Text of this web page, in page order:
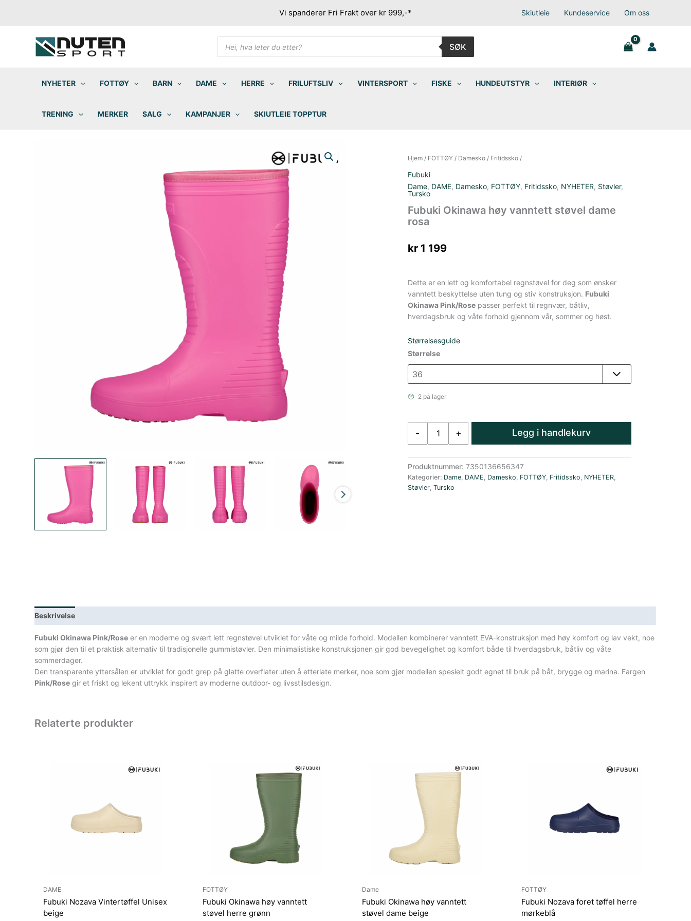
Vi spanderer Fri Frakt over kr 999,-* Skiutleie Kundeservice Om oss
Products
search
SØK
NYHETER FOTTØY BARN DAME HERRE FRILUFTSLIV VINTERSPORT FISKE HUNDEUTSTYR INTERIØR
TRENING MERKER SALG KAMPANJER SKIUTLEIE TOPPTUR
Hjem/ FOTTØY/ Damesko/ Fritidssko/
Fubuki
Dame, DAME, Damesko, FOTTØY, Fritidssko, NYHETER, Støvler,
Tursko
Fubuki Okinawa høy vanntett støvel dame
rosa
kr1 199
Dette er en lett og komfortabel regnstøvel for deg som ønsker
vanntett beskyttelse uten tung og stiv konstruksjon. Fubuki
Okinawa Pink/Rosepasser perfekt til regnvær, båtliv,
hverdagsbruk og våte forhold gjennom vår, sommer og høst.
Størrelsesguide
Størrelse
2 på lager
-
vanntett
støvel
dame
+ Legg i handlekurv
Produktnummer: 7350136656347
Kategorier: Dame, DAME, Damesko, FOTTØY, Fritidssko, NYHETER,
Støvler, Tursko
Beskrivelse
Fubuki Okinawa Pink/Rose er en moderne og svært lett regnstøvel utviklet for våte og milde forhold. Modellen kombinerer vanntett EVA-konstruksjon med høy komfort og lav vekt, noe
som gjør den til et praktisk alternativ til tradisjonelle gummistøvler. Den minimalistiske konstruksjonen gir god bevegelighet og komfort både til hverdagsbruk, båtliv og våte
sommerdager.
Den transparente yttersålen er utviklet for godt grep på glatte overflater uten å etterlate merker, noe som gjør modellen spesielt godt egnet til bruk på båt, brygge og marina. Fargen
Pink/Rose gir et friskt og lekent uttrykk inspirert av moderne outdoor- og livsstilsdesign.
Relaterte produkter
DAME
Fubuki Nozava Vintertøffel Unisex
beige
FOTTØY
Fubuki Okinawa høy vanntett
støvel herre grønn
Dame
Fubuki Okinawa høy vanntett
støvel dame beige
FOTTØY
Fubuki Nozava foret tøffel herre
mørkeblå